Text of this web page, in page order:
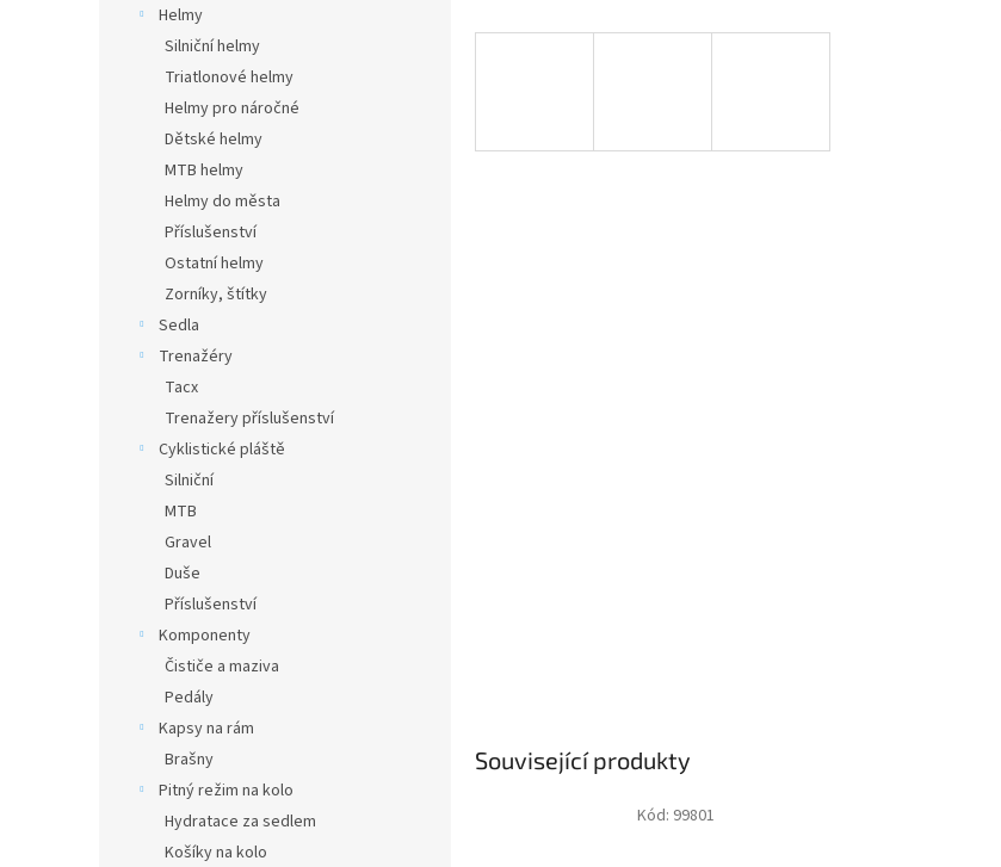
Helmy
Silniční helmy
Triatlonové helmy
Helmy pro náročné
Dětské helmy
MTB helmy
Helmy do města
Příslušenství
Ostatní helmy
Zorníky, štítky
Sedla
Trenažéry
Tacx
Trenažery příslušenství
Cyklistické pláště
Silniční
MTB
Gravel
Duše
Příslušenství
Komponenty
Čističe a maziva
Pedály
Kapsy na rám
Brašny
Pitný režim na kolo
Hydratace za sedlem
Košíky na kolo
Související produkty
Kód: 99801